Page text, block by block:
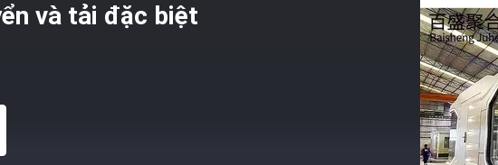
và tải đặc biệt